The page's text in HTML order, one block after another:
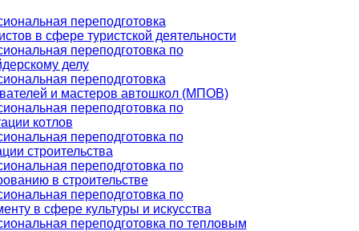
переподготовка
в сфере туристской деятельности
переподготовка по
делу
переподготовка
и мастеров автошкол (МПОВ)
переподготовка по
котлов
переподготовка по
строительства
переподготовка по
в строительстве
переподготовка по
в сфере культуры и искусства
переподготовка по тепловым